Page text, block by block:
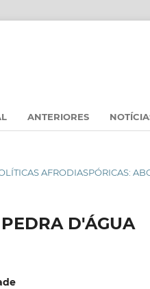
ANTERIORES
AFRODIASPÓRICAS:
D'ÁGUA